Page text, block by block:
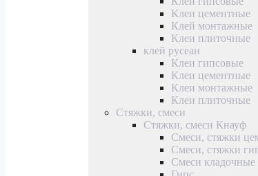
Клеи цементные
Клей монтажные
Клеи плиточные
клей русеан
Клеи гипсовые
Клеи цементные
Клеи монтажные
Клеи плиточные
Стяжки, смеси
Стяжки, смеси Кнауф
Смеси, стяжки
Смеси, стяжки
Смеси кладочные